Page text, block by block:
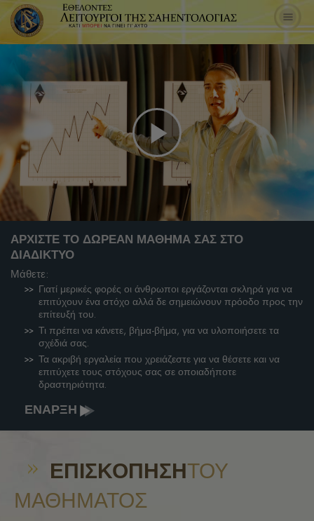
Play
Video
ΑΡΧΙΣΤΕ ΤΟ ΔΩΡΕΑΝ ΜΑΘΗΜΑ ΣΑΣ ΣΤΟ
ΔΙΑΔΙΚΤΥΟ
Μάθετε:
Γιατί μερικές φορές οι άνθρωποι εργάζονται σκληρά για να
επιτύχουν ένα στόχο αλλά δε σημειώνουν πρόοδο προς την
επίτευξή του.
Τι πρέπει να κάνετε, βήμα-βήμα, για να υλοποιήσετε τα
σχέδιά σας.
Τα ακριβή εργαλεία που χρειάζεστε για να θέσετε και να
επιτύχετε τους στόχους σας σε οποιαδήποτε
δραστηριότητα.
ΕΝΑΡΞΗ
ΕΠΙΣΚΌΠΗΣΗΤΟΥ
ΜΑΘΉΜΑΤΟΣ